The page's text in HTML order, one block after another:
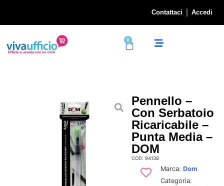
Contattaci Accedi
0
Pennello –
Con Serbatoio
Ricaricabile –
Punta Media –
DOM
COD: 94138
Marca: Dom
Categoria: